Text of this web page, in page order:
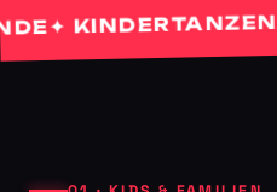
KINDERTANZEN✦